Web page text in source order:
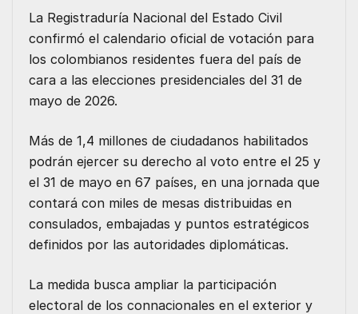
La Registraduría Nacional del Estado Civil
confirmó el calendario oficial de votación para
los colombianos residentes fuera del país de
cara a las elecciones presidenciales del 31 de
mayo de 2026.
Más de 1,4 millones de ciudadanos habilitados
podrán ejercer su derecho al voto entre el 25 y
el 31 de mayo en 67 países, en una jornada que
contará con miles de mesas distribuidas en
consulados, embajadas y puntos estratégicos
definidos por las autoridades diplomáticas.
La medida busca ampliar la participación
electoral de los connacionales en el exterior y